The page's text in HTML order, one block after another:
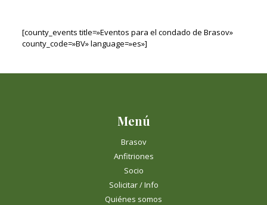
[county_events title=»Eventos para el condado de Brasov»
county_code=»BV» language=»es»]
Menú
Brasov
Anfitriones
Socio
Solicitar / Info
Quiénes somos